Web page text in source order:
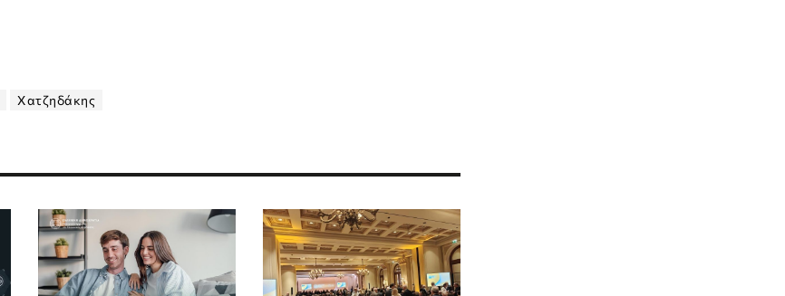
Χατζηδάκης